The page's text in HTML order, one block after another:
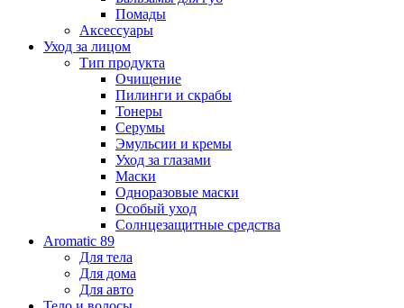
Помады
Аксессуары
Уход за лицом
Тип продукта
Очищение
Пилинги и скрабы
Тонеры
Серумы
Эмульсии и кремы
Уход за глазами
Маски
Одноразовые маски
Особый уход
Солнцезащитные средства
Aromatic 89
Для тела
Для дома
Для авто